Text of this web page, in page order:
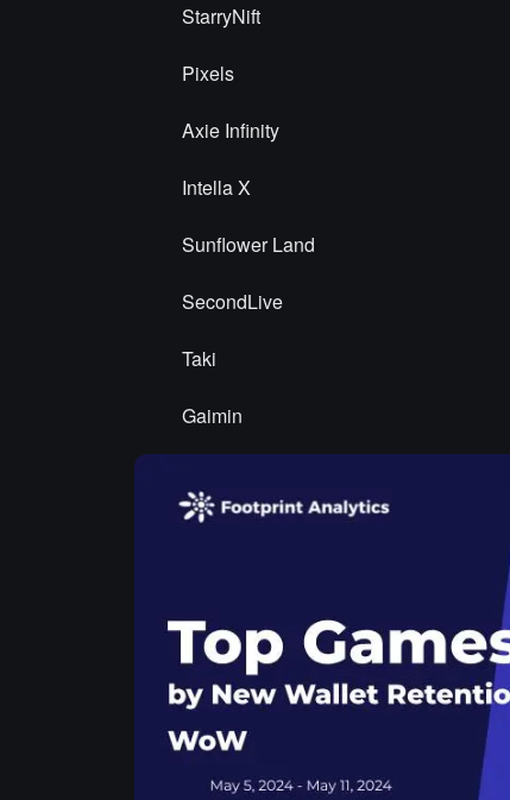
StarryNift
Pixels
Axie Infinity
Intella X
Sunflower Land
SecondLive
Taki
Gaimin